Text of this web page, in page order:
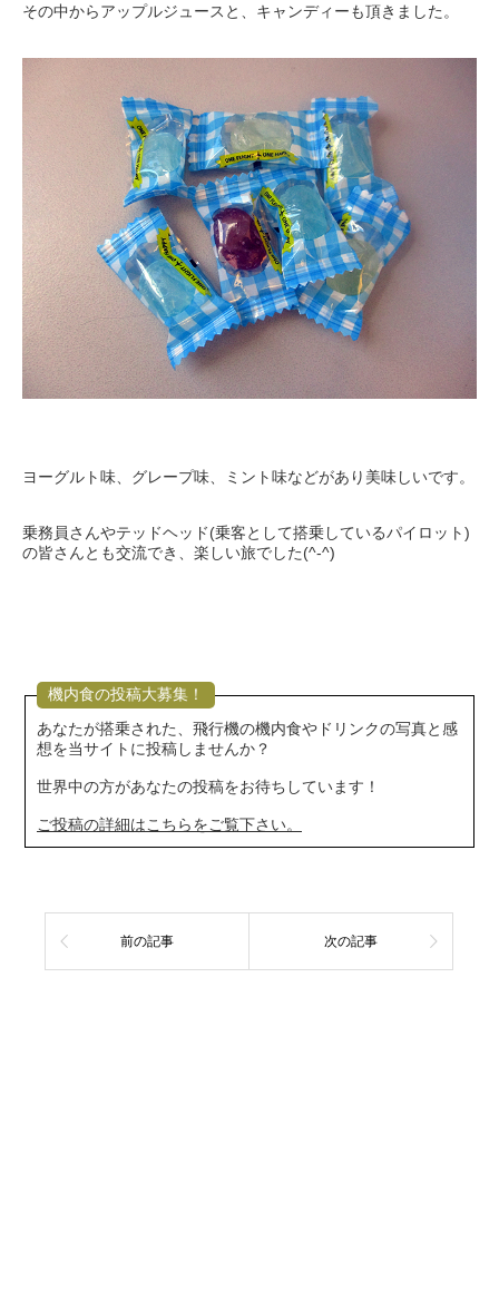
その中からアップルジュースと、キャンディーも頂きました。
ヨーグルト味、グレープ味、ミント味などがあり美味しいです。
乗務員さんやテッドヘッド(乗客として搭乗しているパイロット)
の皆さんとも交流でき、楽しい旅でした(^-^)
機内食の投稿大募集！
あなたが搭乗された、飛行機の機内食やドリンクの写真と感
想を当サイトに投稿しませんか？
世界中の方があなたの投稿をお待ちしています！
ご投稿の詳細はこちらをご覧下さい。
前の記事 次の記事